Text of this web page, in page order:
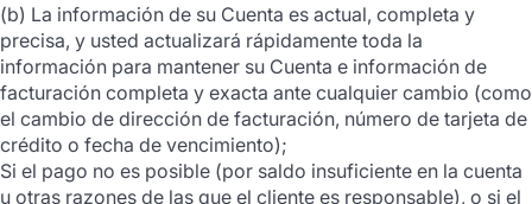
(b) La información de su Cuenta es actual, completa y
precisa, y usted actualizará rápidamente toda la
información para mantener su Cuenta e información de
facturación completa y exacta ante cualquier cambio (como
el cambio de dirección de facturación, número de tarjeta de
crédito o fecha de vencimiento);
Si el pago no es posible (por saldo insuficiente en la cuenta
u otras razones de las que el cliente es responsable), o si el